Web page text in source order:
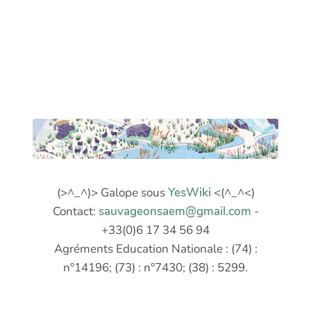
(>^_^)> Galope sousYesWiki <(^_^<)
Contact: sauvageonsaem@gmail.com -
+33(0)6 17 34 56 94
Agréments Education Nationale : (74) :
n°14196; (73) : n°7430; (38) : 5299.